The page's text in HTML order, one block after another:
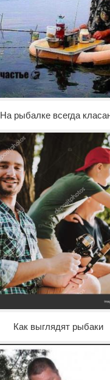
На рыбалке всегда
Как выглядят рыбаки